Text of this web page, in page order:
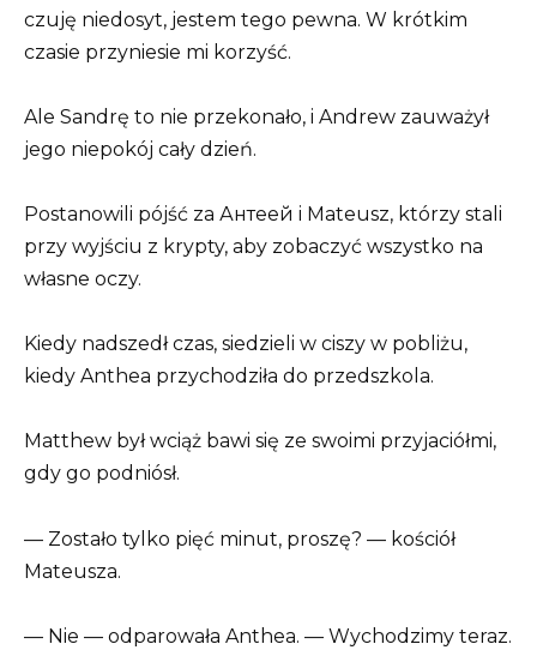
czuję niedosyt, jestem tego pewna. W krótkim
czasie przyniesie mi korzyść.
Ale Sandrę to nie przekonało, i Andrew zauważył
jego niepokój cały dzień.
Postanowili pójść za Антеей i Mateusz, którzy stali
przy wyjściu z krypty, aby zobaczyć wszystko na
własne oczy.
Kiedy nadszedł czas, siedzieli w ciszy w pobliżu,
kiedy Anthea przychodziła do przedszkola.
Matthew był wciąż bawi się ze swoimi przyjaciółmi,
gdy go podniósł.
— Zostało tylko pięć minut, proszę? — kościół
Mateusza.
— Nie — odparowała Anthea. — Wychodzimy teraz.